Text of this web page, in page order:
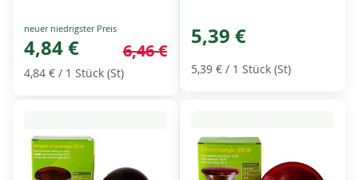
Special
Price
4,84 € 6,46 €
4,84 € / 1 Stück (St)
5,39 €
5,39 € / 1 Stück (St)